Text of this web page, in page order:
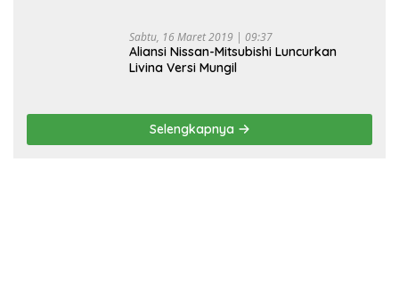
Sabtu, 16 Maret 2019 | 09:37
Aliansi Nissan-Mitsubishi Luncurkan
Livina Versi Mungil
Selengkapnya